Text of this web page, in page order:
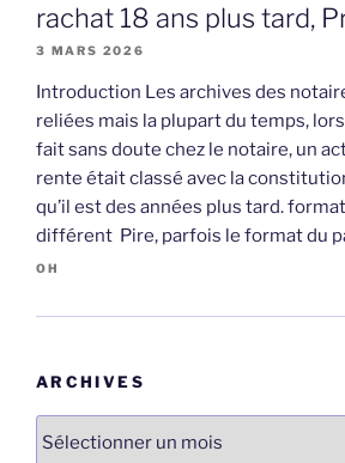
rachat 18 ans plus tard,
3 MARS 2026
Introduction Les archives des
reliées mais la plupart du temps,
fait sans doute chez le notaire, un
rente était classé avec la
qu’il est des années plus tard.
différent Pire, parfois le format du
OH
ARCHIVES